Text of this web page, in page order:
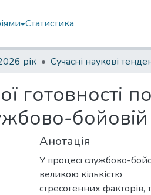
Статистика
рік
готовності
бойовій
Анотація
У процесі службово-
великою кількістю
стресогенних факторів,